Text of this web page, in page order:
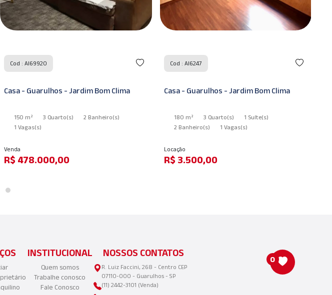
Cod : AI69920
Casa - Guarulhos - Jardim Bom Clima
150 m² 3 Quarto(s) 2 Banheiro(s)
1 Vagas(s)
Venda
R$ 478.000,00
Cod : AI6247
Casa - Guarulhos - Jardim Bom Clima
180 m² 3 Quarto(s) 1 Suíte(s)
2 Banheiro(s) 1 Vagas(s)
Locação
R$ 3.500,00
INSTITUCIONAL
Quem somos
Trabalhe conosco
Fale Conosco
NOSSOS CONTATOS
R. Luiz Faccini, 268 - Centro CEP
07110-000 - Guarulhos - SP
(11) 2442-3101 (Venda)
0